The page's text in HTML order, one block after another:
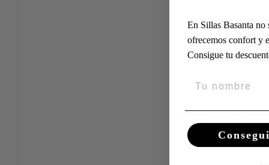
Las patas
carácter al
Perfecta
conjunto de
En Sillas Basanta no
ofrecemos confort y
Consigue tu